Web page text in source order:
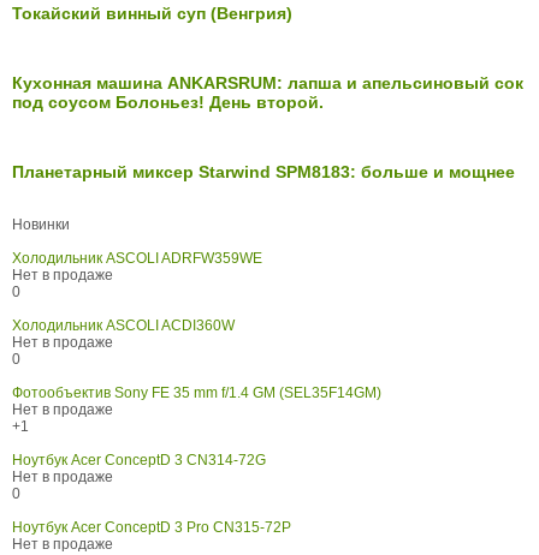
Токайский винный суп (Венгрия)
Кухонная машина ANKARSRUM: лапша и апельсиновый сок
под соусом Болоньез! День второй.
Планетарный миксер Starwind SPM8183: больше и мощнее
Новинки
Холодильник ASCOLI ADRFW359WE
Нет в продаже
0
Холодильник ASCOLI ACDI360W
Нет в продаже
0
Фотообъектив Sony FE 35 mm f/1.4 GM (SEL35F14GM)
Нет в продаже
+1
Ноутбук Acer ConceptD 3 CN314-72G
Нет в продаже
0
Ноутбук Acer ConceptD 3 Pro CN315-72P
Нет в продаже